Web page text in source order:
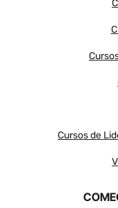
Cursos de